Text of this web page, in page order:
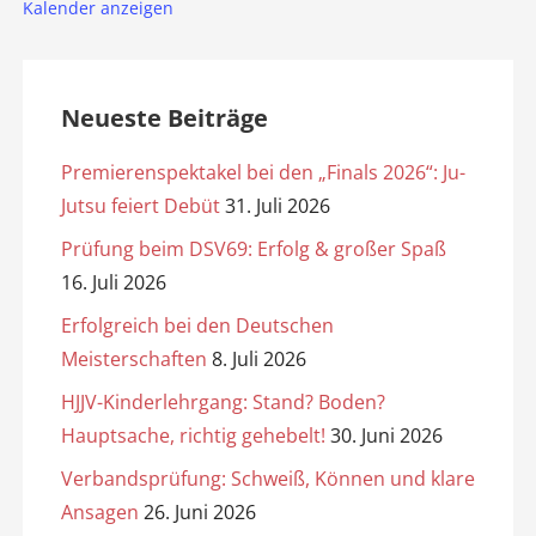
Kalender anzeigen
Neueste Beiträge
Premierenspektakel bei den „Finals 2026“: Ju-
Jutsu feiert Debüt31. Juli 2026
Prüfung beim DSV69: Erfolg & großer Spaß
16. Juli 2026
Erfolgreich bei den Deutschen
Meisterschaften 8. Juli 2026
HJJV-Kinderlehrgang: Stand? Boden?
Hauptsache, richtig gehebelt! 30. Juni 2026
Verbandsprüfung: Schweiß, Können und klare
Ansagen 26. Juni 2026